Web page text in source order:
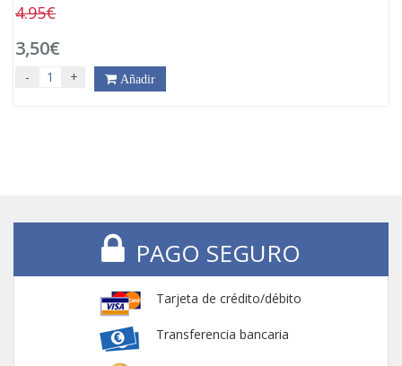
4.95€
3,50€
- + Añadir
PAGO SEGURO
Tarjeta de crédito/débito
Transferencia bancaria